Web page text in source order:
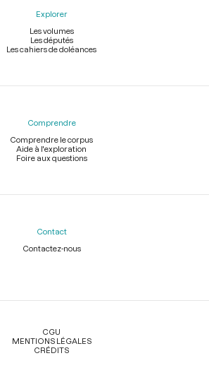
Explorer
Les volumes
Les députés
Les cahiers de doléances
Comprendre
Comprendre le corpus
Aide à l'exploration
Foire aux questions
Contact
Contactez-nous
CGU
MENTIONS LÉGALES
CRÉDITS